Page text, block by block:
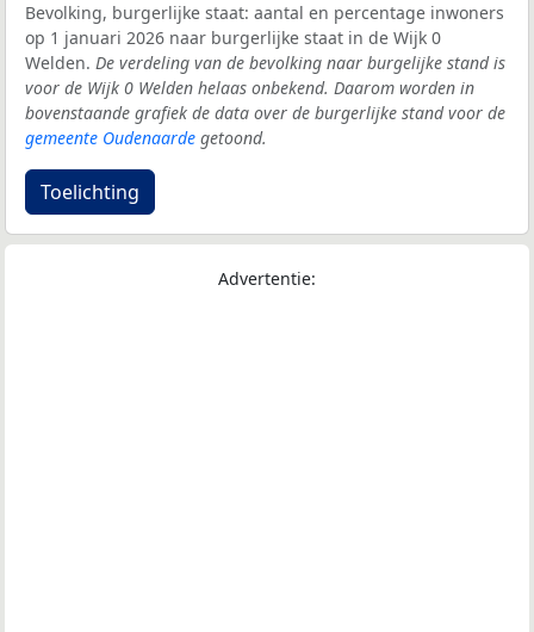
Bevolking, burgerlijke staat: aantal en percentage inwoners
op 1 januari 2026 naar burgerlijke staat in de Wijk 0
Welden. De verdeling van de bevolking naar burgelijke stand is
voor de Wijk 0 Welden helaas onbekend. Daarom worden in
bovenstaande grafiek de data over de burgerlijke stand voor de
gemeente Oudenaarde getoond.
Toelichting
Advertentie: